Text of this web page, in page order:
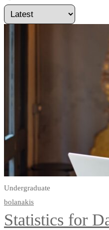
Undergraduate
bolanakis
Statistics for